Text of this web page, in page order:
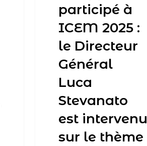
participé à
ICEM 2025 :
le Directeur
Général
Luca
Stevanato
est intervenu
sur le thème